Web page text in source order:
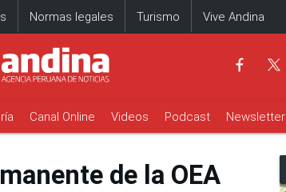
Normas legales Turismo Vive Andina
Canal Online Videos Podcast Newsletter
de la OEA